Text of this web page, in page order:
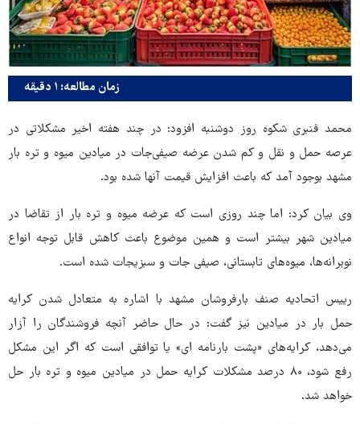
زمان مطالعه: ۱ دقیقه
محمد قنبری شکوه روز دوشنبه افزود: در چند هفته اخیر مشکلاتی در
عرصه حمل و نقل و کم شدن عرضه صیفی‌جات در میادین میوه و تره بار
مشهد بوجود آمد که باعث افزایش قیمت آنها شده بود.
وی بیان کرد: اما چند روزی است که عرضه میوه و تره بار از تقاضا در
میادین شهر بیشتر است و همین موضوع باعث کاهش قابل توجه انواع
نوبرانه‌ها، میوه‌های تابستانی، صیفی جات و سبزیجات شده است.
رییس اتحادیه صنف بارفروشان مشهد با اشاره به متعادل شدن کرایه
حمل بار در میادین نیز گفت: در حال حاضر آنچه فروشندگان را آزار
می‌دهد، کرایه‌های «پشت بارنامه‌ ای» یا توافقی است که اگر این مشکل
رفع شود، ۸۰ درصد مشکلات کرایه حمل در میادین میوه و تره بار حل
خواهد شد.